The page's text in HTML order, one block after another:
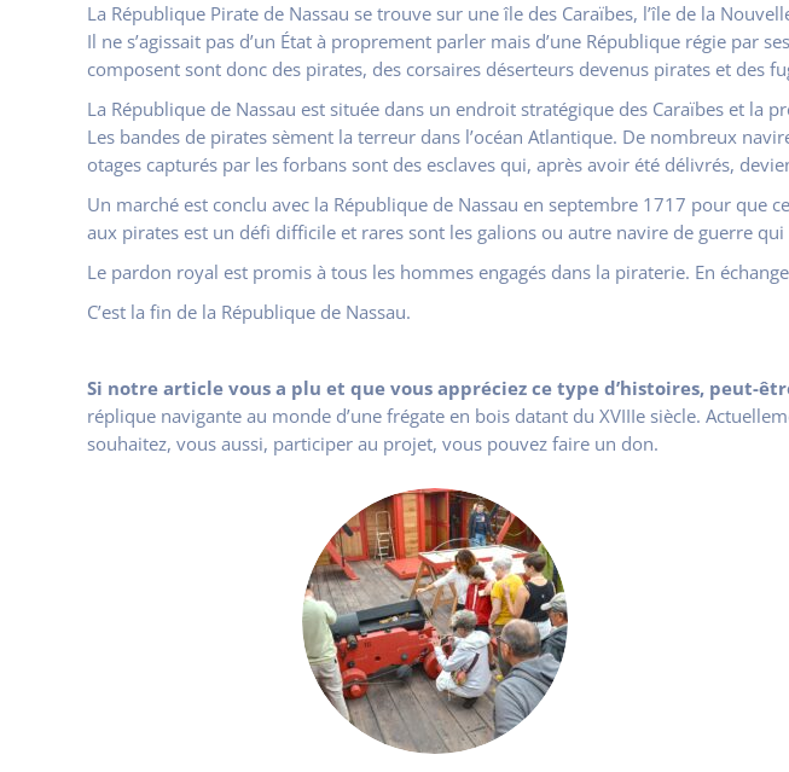
La République Pirate de Nassau se trouve sur une île des Caraïbes, l’île de la
Il ne s’agissait pas d’un État à proprement parler mais d’une République régie par
composent sont donc des pirates, des corsaires déserteurs devenus pirates et des
La République de Nassau est située dans un endroit stratégique des Caraïbes et la
Les bandes de pirates sèment la terreur dans l’océan Atlantique. De nombreux
otages capturés par les forbans sont des esclaves qui, après avoir été délivrés,
Un marché est conclu avec la République de Nassau en septembre 1717 pour que
aux pirates est un défi difficile et rares sont les galions ou autre navire de guerre
Le pardon royal est promis à tous les hommes engagés dans la piraterie. En
C’est la fin de la République de Nassau.
Si notre article vous a plu et que vous appréciez ce type d’histoires, peut-
réplique navigante au monde d’une frégate en bois datant du XVIIIe siècle.
souhaitez, vous aussi, participer au projet, vous pouvez faire un don.